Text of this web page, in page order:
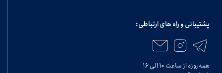
پشتیبانی و راه های ارتباطی:
همه روزه از ساعت ۱۰ الی ۱۶